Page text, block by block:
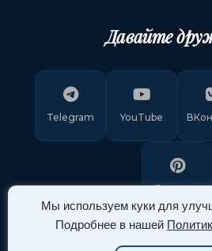
Мы используем куки для
Подробнее в нашей
Давайте
Telegram YouTube
Pinterest